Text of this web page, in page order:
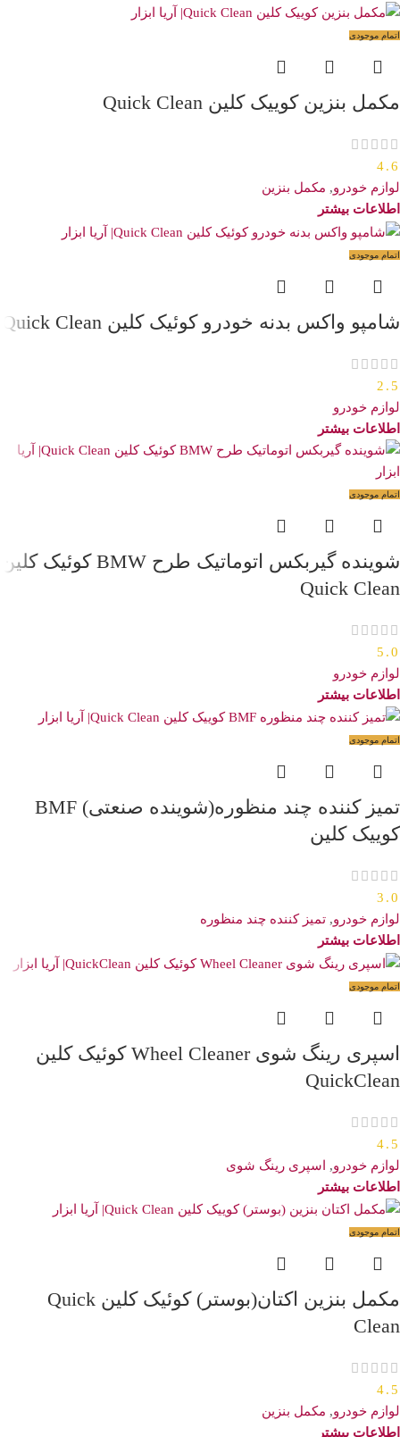
اتمام موجودی
مکمل بنزین کوییک کلین Quick Clean
4.6
لوازم خودرو, مکمل بنزین
اطلاعات بیشتر
اتمام موجودی
شامپو واکس بدنه خودرو کوئیک کلین Quick Clean
2.5
لوازم خودرو
اطلاعات بیشتر
اتمام موجودی
شوینده گیربکس اتوماتیک طرح BMW کوئیک کلین
Quick Clean
5.0
لوازم خودرو
اطلاعات بیشتر
اتمام موجودی
تمیز کننده چند منظوره(شوینده صنعتی) BMF
کوییک کلین
3.0
لوازم خودرو, تمیز کننده چند منظوره
اطلاعات بیشتر
اتمام موجودی
اسپری رینگ شوی Wheel Cleaner کوئیک کلین
QuickClean
4.5
لوازم خودرو,
اسپری رینگ شوی
اطلاعات بیشتر
اتمام موجودی
مکمل بنزین اکتان(بوستر) کوئیک کلین Quick
Clean
4.5
لوازم خودرو, مکمل بنزین
اطلاعات بیشتر